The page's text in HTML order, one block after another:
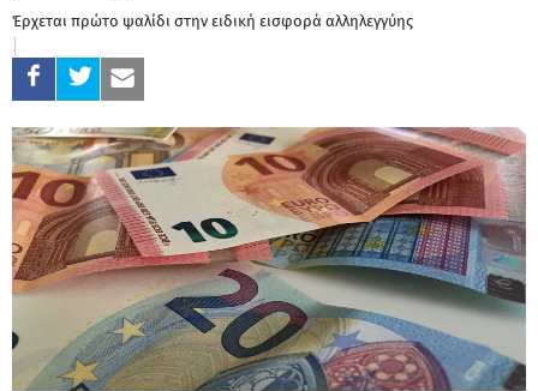
Έρχεται πρώτο ψαλίδι στην ειδική εισφορά αλληλεγγύης